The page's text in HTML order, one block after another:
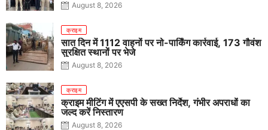
August 8, 2026
क्राइम
सात दिन में 1112 वाहनों पर नो-पार्किंग कार्रवाई, 173 गौवंश
सुरक्षित स्थानों पर भेजे
August 8, 2026
क्राइम
क्राइम मीटिंग में एएसपी के सख्त निर्देश, गंभीर अपराधों का
जल्द करें निस्तारण
August 8, 2026